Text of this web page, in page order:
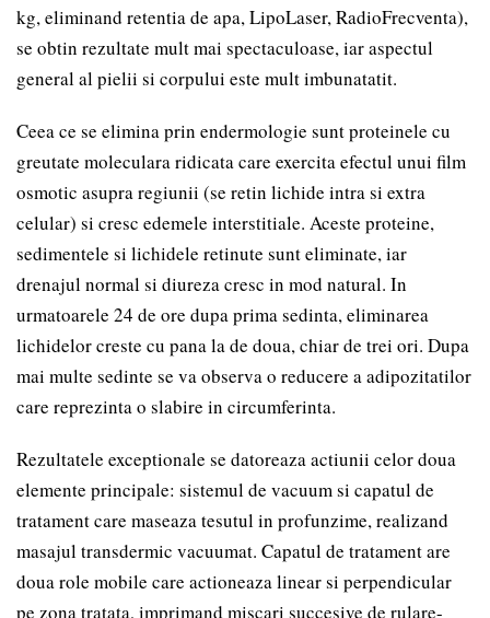
kg, eliminand retentia de apa, LipoLaser, RadioFrecventa),
se obtin rezultate mult mai spectaculoase, iar aspectul
general al pielii si corpului este mult imbunatatit.
Ceea ce se elimina prin endermologie sunt proteinele cu
greutate moleculara ridicata care exercita efectul unui film
osmotic asupra regiunii (se retin lichide intra si extra
celular) si cresc edemele interstitiale. Aceste proteine,
sedimentele si lichidele retinute sunt eliminate, iar
drenajul normal si diureza cresc in mod natural. In
urmatoarele 24 de ore dupa prima sedinta, eliminarea
lichidelor creste cu pana la de doua, chiar de trei ori. Dupa
mai multe sedinte se va observa o reducere a adipozitatilor
care reprezinta o slabire in circumferinta.
Rezultatele exceptionale se datoreaza actiunii celor doua
elemente principale: sistemul de vacuum si capatul de
tratament care maseaza tesutul in profunzime, realizand
masajul transdermic vacuumat. Capatul de tratament are
doua role mobile care actioneaza linear si perpendicular
pe zona tratata, imprimand miscari succesive de rulare-